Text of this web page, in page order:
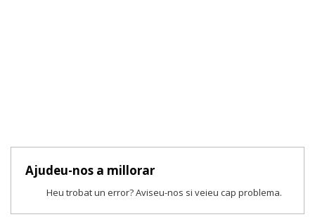
Ajudeu-nos a millorar
Heu trobat un error? Aviseu-nos si veieu cap problema.